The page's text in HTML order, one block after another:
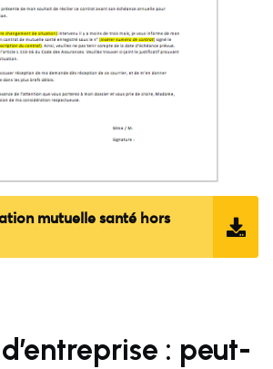
mutuelle santé hors
: peut-